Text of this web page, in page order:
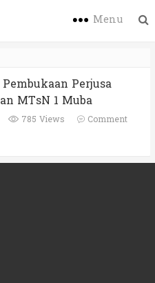
Menu
Perjusa
MTsN 1 Muba
785 Views
Comment